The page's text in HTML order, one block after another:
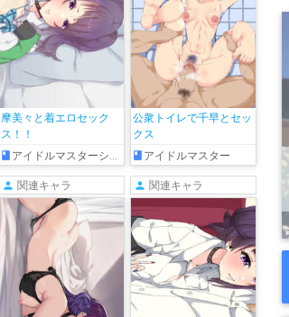
摩美々と着エロセック
ス！！
アイドルマスターシャイニーカラーズ
公衆トイレで千早とセッ
クス
アイドルマスター
関連キャラ 関連キャラ